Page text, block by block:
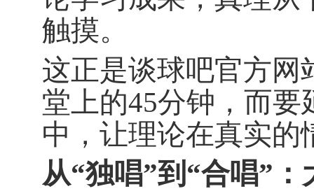
触摸。
这正是谈球吧官方网
堂上的45分钟，而要
中，让理论在真实的
从“独唱”到“合唱”